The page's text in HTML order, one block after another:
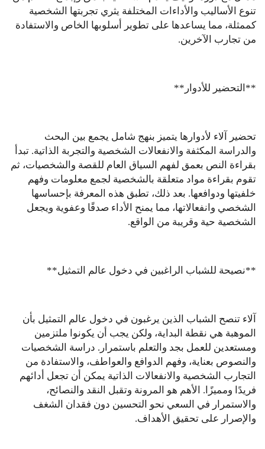
تنوع الأساليب والأداءات المختلفة يثري تجربتها الشخصية
كممثلة، مما يساعدها على تطوير أسلوبها الخاص والاستفادة
من تجارب الآخرين.
**التحضير للأدوار**
تحضير آلاء لأدوارها يتميز بنهج شامل يجمع بين البحث
والدراسة المكثفة والانفعالات الشخصية والتجربة الذاتية. تبدأ
بقراءة النص بعمق لفهم السياق العام للقصة والشخصيات، ثم
تقوم بقراءة مواد متعلقة بالشخصية لجمع معلومات وفهم
خلفيتها ودوافعها. بعد ذلك، تطبق هذه المعرفة بإحساسها
الشخصي وانفعالاتها، مما يمنح الأداء صدقًا وعفوية ويجعل
الشخصية حية وقريبة من الواقع.
**نصيحة للشباب الراغبين في دخول عالم التمثيل**
آلاء تنصح الشباب الذين يرغبون في دخول عالم التمثيل بأن
الموهبة هي نقطة البداية، ولكن يجب أن يكونوا ملتزمين
ومستعدين للعمل بجد والتعلم باستمرار. دراسة الشخصيات
والنصوص بعناية، وفهم الدوافع والعواطف، والاستفادة من
التجارب الشخصية والانفعالات الذاتية يمكن أن تجعل أدائهم
فريدًا ومميزًا. الأهم هو المرونة وتقبل النقد والنصائح،
والاستمرار في السعي نحو التحسين دون فقدان الشغف
والإصرار على تحقيق الأهداف.